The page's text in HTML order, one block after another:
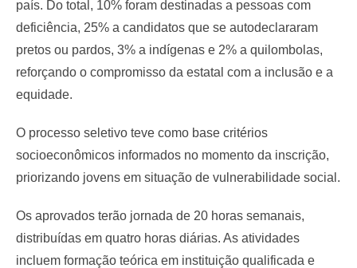
país. Do total, 10% foram destinadas a pessoas com
deficiência, 25% a candidatos que se autodeclararam
pretos ou pardos, 3% a indígenas e 2% a quilombolas,
reforçando o compromisso da estatal com a inclusão e a
equidade.
O processo seletivo teve como base critérios
socioeconômicos informados no momento da inscrição,
priorizando jovens em situação de vulnerabilidade social.
Os aprovados terão jornada de 20 horas semanais,
distribuídas em quatro horas diárias. As atividades
incluem formação teórica em instituição qualificada e